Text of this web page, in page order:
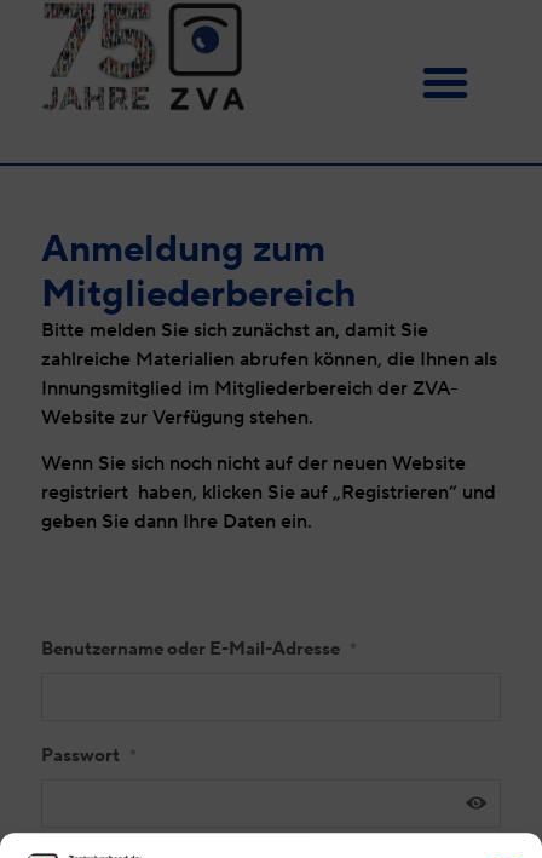
Anmeldung zum
Mitgliederbereich
Bitte melden Sie sich zunächst an, damit Sie
zahlreiche Materialien abrufen können, die Ihnen als
Innungsmitglied im Mitgliederbereich der ZVA-
Website zur Verfügung stehen.
Wenn Sie sich noch nicht auf der neuen Website
registriert haben, klicken Sie auf „Registrieren“ und
geben Sie dann Ihre Daten ein.
Benutzername oder E-Mail-Adresse *
Passwort *